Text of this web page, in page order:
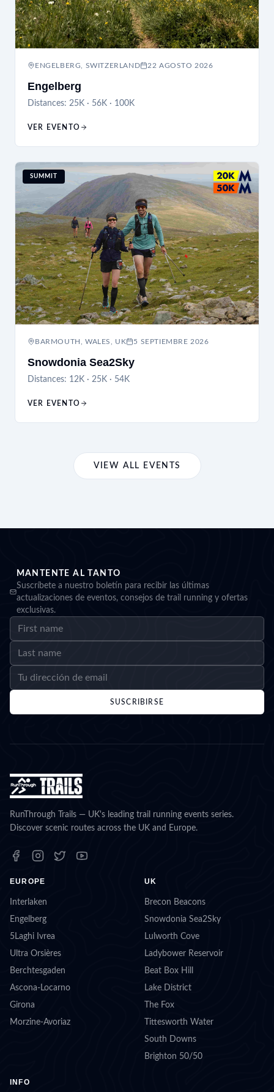
ENGELBERG, SWITZERLAND 22 AGOSTO 2026
Engelberg
Distances: 25K · 56K · 100K
VER EVENTO
SUMMIT
BARMOUTH, WALES, UK 5 SEPTIEMBRE 2026
Snowdonia Sea2Sky
Distances: 12K · 25K · 54K
VER EVENTO
VIEW ALL EVENTS
MANTENTE AL TANTO
Suscríbete a nuestro boletín para recibir las últimas
actualizaciones de eventos, consejos de trail running y ofertas
exclusivas.
SUSCRIBIRSE
RunThrough Trails — UK's leading trail running events series.
Discover scenic routes across the UK and Europe.
EUROPE
Interlaken
Engelberg
5Laghi Ivrea
Ultra Orsières
Berchtesgaden
Ascona-Locarno
Girona
Morzine-Avoriaz
UK
Brecon Beacons
Snowdonia Sea2Sky
Lulworth Cove
Ladybower Reservoir
Beat Box Hill
Lake District
The Fox
Tittesworth Water
South Downs
Brighton 50/50
INFO